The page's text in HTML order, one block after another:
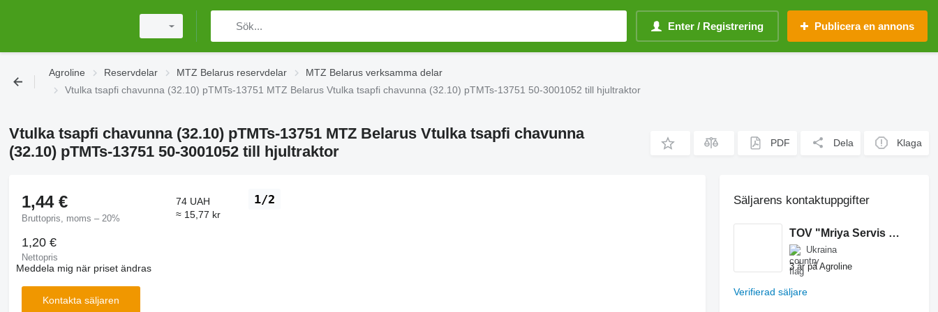
Enter / Registrering Publicera en annons
Agroline Reservdelar MTZ Belarus reservdelar
MTZ Belarus verksamma delar
Vtulka tsapfi chavunna (32.10) pTMTs-13751 MTZ Belarus Vtulka tsapfi chavunna (32.10) pTMTs-13751 50-3001052 till hjultraktor
Vtulka tsapfi chavunna (32.10) pTMTs-13751 MTZ Belarus Vtulka tsapfi chavunna
(32.10) pTMTs-13751 50-3001052 till hjultraktor
PDF Dela Klaga
1/2
1,44 €
Bruttopris, moms – 20%
74 UAH
≈ 15,77 kr
1,20 €
Nettopris
Meddela mig när priset ändras
Kontakta säljaren
Säljarens kontaktuppgifter
TOV "Mriya Servis Zapchastini"
Ukraina
3 år på Agroline
Verifierad säljare